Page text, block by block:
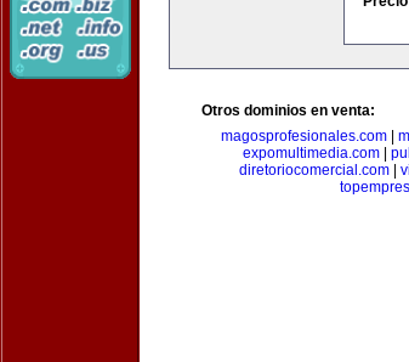
Otros dominios en venta:
magosprofesionales.com
expomultimedia.com
diretoriocomercial.com